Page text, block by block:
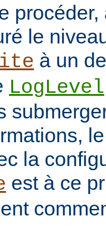
le
à un
LogLevel
la
est à ce